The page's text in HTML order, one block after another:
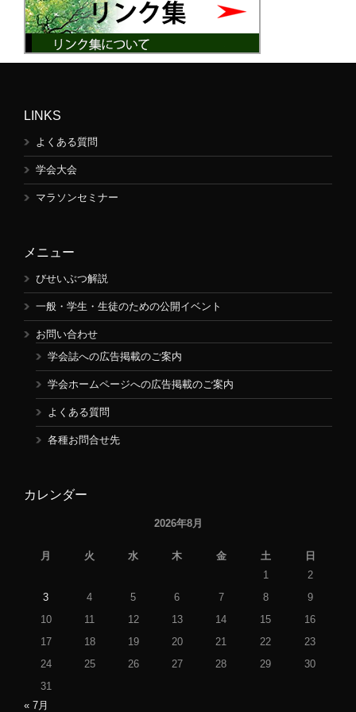
LINKS
よくある質問
学会大会
マラソンセミナー
メニュー
びせいぶつ解説
一般・学生・生徒のための公開イベント
お問い合わせ
学会誌への広告掲載のご案内
学会ホームページへの広告掲載のご案内
よくある質問
各種お問合せ先
カレンダー
2026年8月
月 火 水 木 金 土
日
1
2
3
4 5 6 7 8
9
10
11 12 13 14 15
16
17
18 19 20 21 22
23
24
25 26 27 28 29
30
31
« 7月